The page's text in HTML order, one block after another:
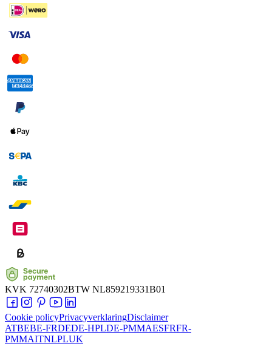
KVK 72740302BTW NL859219331B01
Cookie policyPrivacyverklaringDisclaimer
ATBEBE-FRDEDE-HPLDE-PMMAESFRFR-
PMMAITNLPLUK